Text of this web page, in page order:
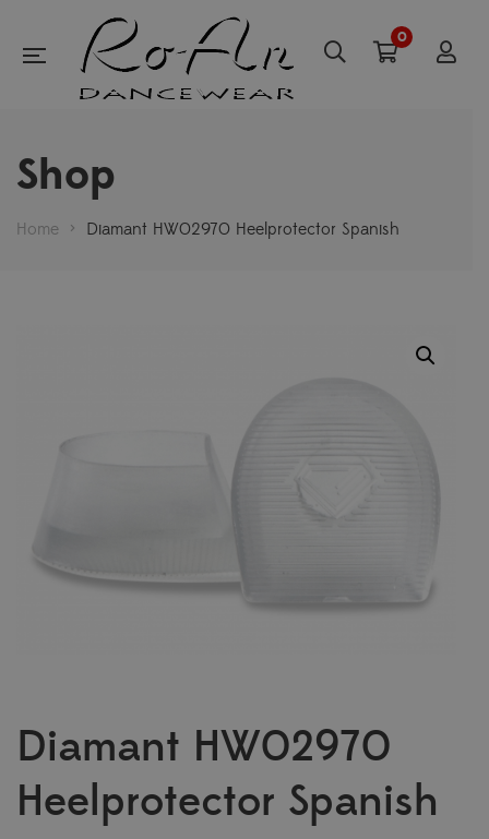
0
Shop
Home > Diamant HW02970 Heelprotector Spanish
Diamant HW02970
Heelprotector Spanish